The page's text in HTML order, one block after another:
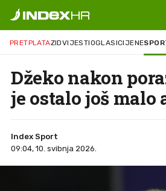
PRETPLATAZIDVIJESTIOGLASICIJENE
Džeko nakon
je ostalo još malo
Index Sport
09:04, 10. svibnja 2026.